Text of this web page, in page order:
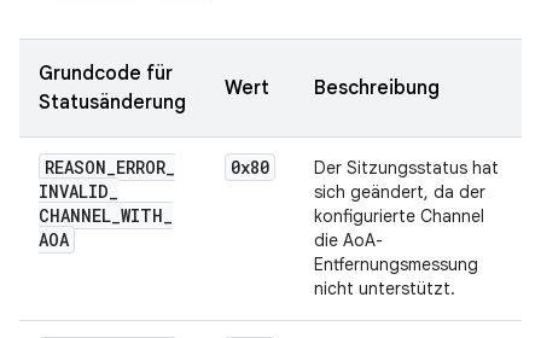
Grundcode für
Statusänderung
Wert Beschreibung
REASON_ERROR_
INVALID_
CHANNEL_WITH_
AOA
0x80
Der Sitzungsstatus hat
sich geändert, da der
konfigurierte Channel
die AoA-
Entfernungsmessung
nicht unterstützt.